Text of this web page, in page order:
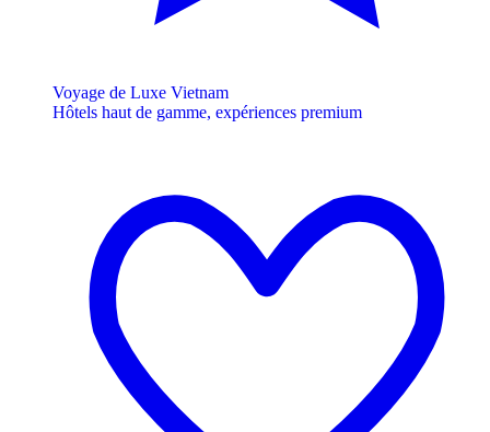
Voyage de Luxe Vietnam
Hôtels haut de gamme, expériences premium